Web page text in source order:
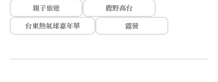
親子旅遊
鹿野高台
台東熱氣球嘉年華
露營